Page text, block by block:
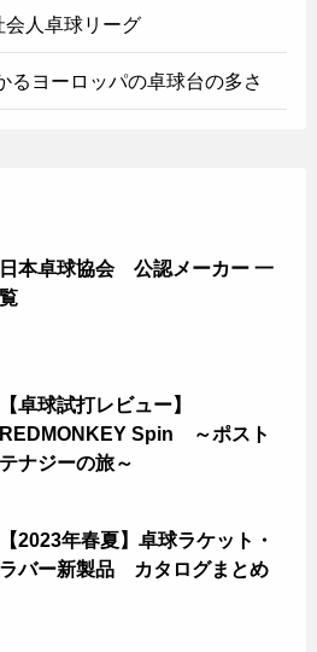
人卓球リーグ
るヨーロッパの卓球台の多さ
日本卓球協会 公認メーカー 一
覧
【卓球試打レビュー】
REDMONKEY Spin ～ポスト
テナジーの旅～
【2023年春夏】卓球ラケット・
ラバー新製品 カタログまとめ